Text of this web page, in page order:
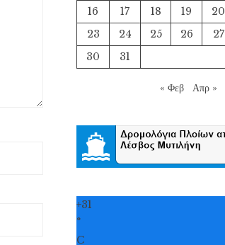
16
17 18 19 20
23
24 25 26 27
30
31
« Φεβ Απρ »
+31
°
C